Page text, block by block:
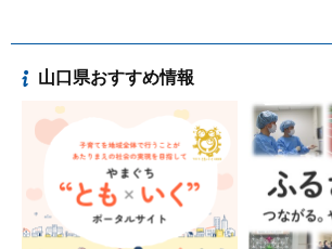
山口県おすすめ情報